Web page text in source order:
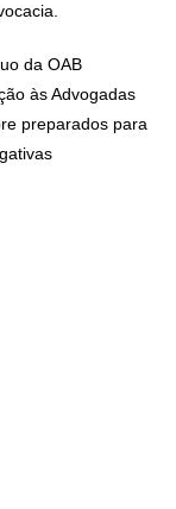
da OAB
às Advogadas
preparados para